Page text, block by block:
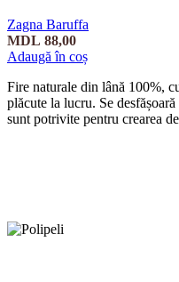
Zagna Baruffa
MDL 88,00
Adaugă în coș
Fire naturale din lână 100%,
plăcute la lucru. Se
sunt potrivite pentru crearea